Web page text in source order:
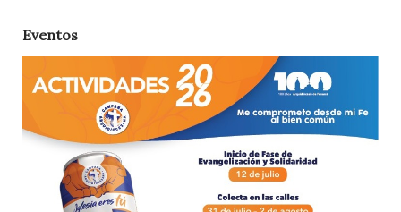
Eventos